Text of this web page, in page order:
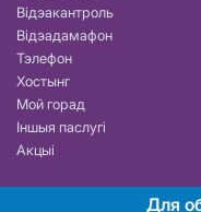
Відэакантроль
Відэадамафон
Тэлефон
Хостынг
Мой горад
Іншыя паслугі
Акцыі
Для